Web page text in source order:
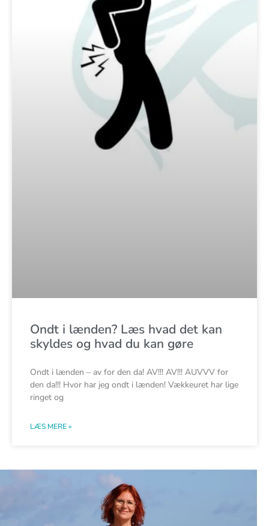
Ondt i lænden? Læs hvad det kan
skyldes og hvad du kan gøre
Ondt i lænden – av for den da! AV!!! AV!!! AUVVV for
den da!!! Hvor har jeg ondt i lænden! Vækkeuret har lige
ringet og
LÆS MERE »